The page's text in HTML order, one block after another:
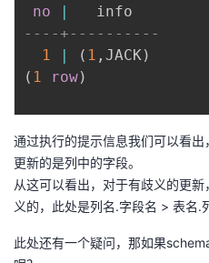
no |
----+----------
1
| ( 1 , JACK)
( 1 row)
通过执行的提示信息我们可以看
更新的是列中的字段。
从这可以看出，对于有歧义的更
义的，此处是列名.字段名 > 表名.
此处还有一个疑问，那如果